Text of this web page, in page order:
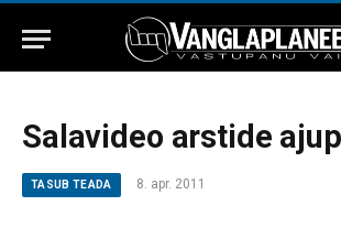
Salavideo arstide
TASUB TEADA 8. apr. 2011